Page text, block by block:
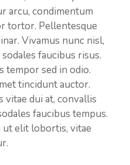
arcu, condimentum
tortor. Pellentesque
Vivamus nunc nisl,
faucibus risus.
tempor sed in odio.
tincidunt auctor.
vitae dui at, convallis
faucibus tempus.
ut elit lobortis, vitae